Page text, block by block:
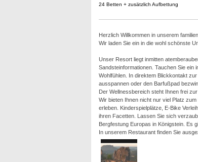
24 Betten + zusätzlich Aufbettung
Herzlich Willkommen in unserem
Wir laden Sie ein in die wohl schönste
Unser Resort liegt inmitten
Sandsteinformationen. Tauchen Sie ein
Wohlfühlen. In direktem Blickkontakt
ausspannen oder den Barfußpad
Der Wellnessbereich steht Ihnen frei zur
Wir bieten Ihnen nicht nur viel Platz
erleben. Kinderspielplätze, E-Bike
ihren Facetten. Lassen Sie sich
Bergfestung Europas in Königstein. Es
In unserem Restaurant finden Sie